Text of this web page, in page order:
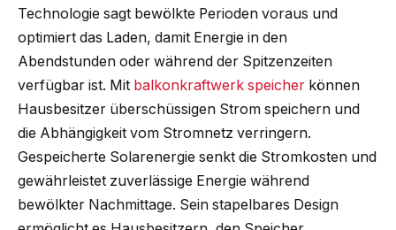
Technologie sagt bewölkte Perioden voraus und
optimiert das Laden, damit Energie in den
Abendstunden oder während der Spitzenzeiten
verfügbar ist. Mit balkonkraftwerk speicher können
Hausbesitzer überschüssigen Strom speichern und
die Abhängigkeit vom Stromnetz verringern.
Gespeicherte Solarenergie senkt die Stromkosten und
gewährleistet zuverlässige Energie während
bewölkter Nachmittage. Sein stapelbares Design